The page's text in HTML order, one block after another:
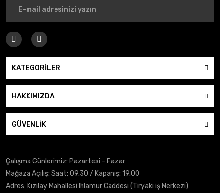
KATEGORİLER
HAKKIMIZDA
GÜVENLİK
Çalışma Günlerimiz: Pazartesi - Pazar
Mağaza Açılış: Saat: 09.30 / Kapanış: 19.00
Adres: Kızılay Mahallesi Ihlamur Caddesi (Tiryaki iş Merkezi)